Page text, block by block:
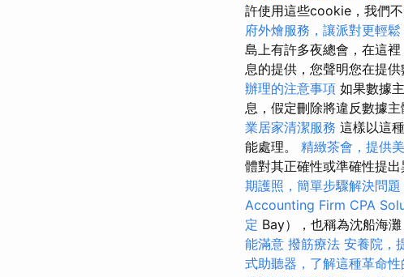
許使用這些cookie，我們
府外燴服務，讓派對更輕鬆
島上有許多夜總會，在這
息的提供，您聲明您在提
辦理的注意事項 如果數據
息，假定刪除將違反數據主
業居家清潔服務 這樣以這
能處理。 精緻茶會，提供
體對其正確性或準確性提
期護照，簡單步驟解決問題
Accounting Firm CPA
定 Bay），也稱為沈船海
能滿意 撥筋療法 安養院，
式助聽器，了解這種革命